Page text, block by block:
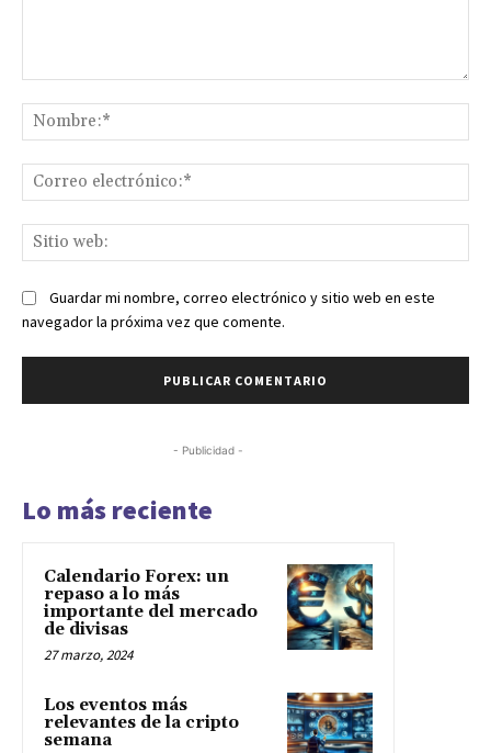
Guardar mi nombre, correo electrónico y sitio web en este
navegador la próxima vez que comente.
- Publicidad -
Lo más reciente
Calendario Forex: un
repaso a lo más
importante del mercado
de divisas
27 marzo, 2024
Los eventos más
relevantes de la cripto
semana